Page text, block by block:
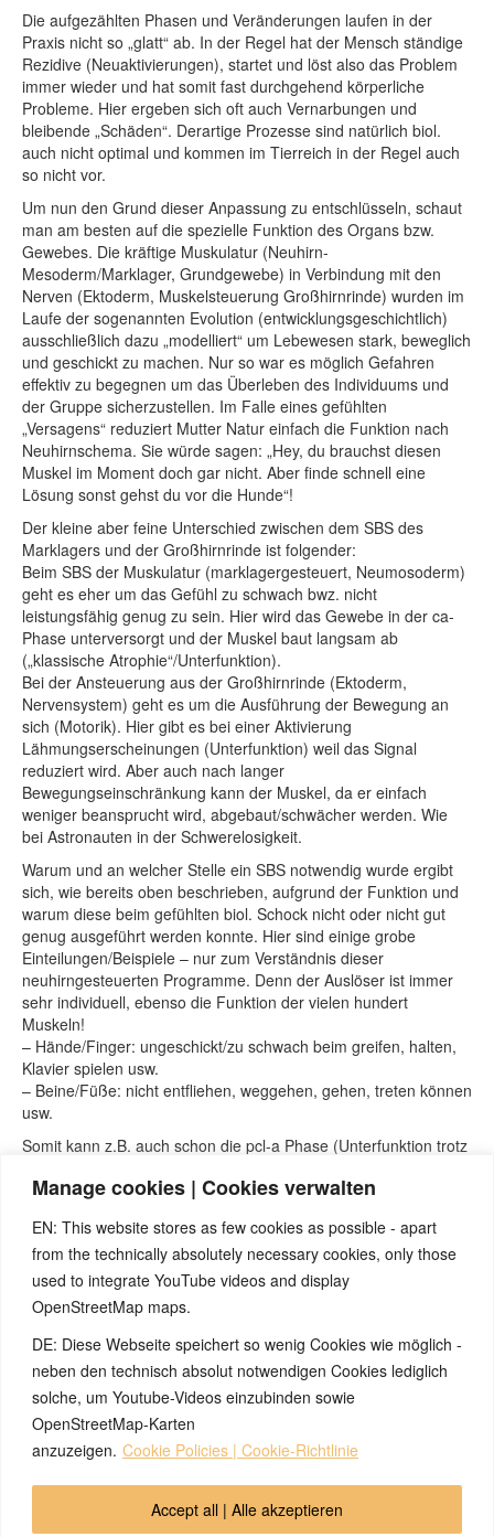
Manage cookies | Cookies verwalten
EN: This website stores as few cookies as possible - apart
from the technically absolutely necessary cookies, only those
used to integrate YouTube videos and display
OpenStreetMap maps.
DE: Diese Webseite speichert so wenig Cookies wie möglich -
neben den technisch absolut notwendigen Cookies lediglich
solche, um Youtube-Videos einzubinden sowie
OpenStreetMap-Karten
anzuzeigen. Cookie Policies | Cookie-Richtlinie
Accept all | Alle akzeptieren
Die aufgezählten Phasen und Veränderungen laufen in der
Praxis nicht so „glatt“ ab. In der Regel hat der Mensch ständige
Rezidive (Neuaktivierungen), startet und löst also das Problem
immer wieder und hat somit fast durchgehend körperliche
Probleme. Hier ergeben sich oft auch Vernarbungen und
bleibende „Schäden“. Derartige Prozesse sind natürlich biol.
auch nicht optimal und kommen im Tierreich in der Regel auch
so nicht vor.
Um nun den Grund dieser Anpassung zu entschlüsseln, schaut
man am besten auf die spezielle Funktion des Organs bzw.
Gewebes. Die kräftige Muskulatur (Neuhirn-
Mesoderm/Marklager, Grundgewebe) in Verbindung mit den
Nerven (Ektoderm, Muskelsteuerung Großhirnrinde) wurden im
Laufe der sogenannten Evolution (entwicklungsgeschichtlich)
ausschließlich dazu „modelliert“ um Lebewesen stark, beweglich
und geschickt zu machen. Nur so war es möglich Gefahren
effektiv zu begegnen um das Überleben des Individuums und
der Gruppe sicherzustellen. Im Falle eines gefühlten
„Versagens“ reduziert Mutter Natur einfach die Funktion nach
Neuhirnschema. Sie würde sagen: „Hey, du brauchst diesen
Muskel im Moment doch gar nicht. Aber finde schnell eine
Lösung sonst gehst du vor die Hunde“!
Der kleine aber feine Unterschied zwischen dem SBS des
Marklagers und der Großhirnrinde ist folgender:
Beim SBS der Muskulatur (marklagergesteuert, Neumosoderm)
geht es eher um das Gefühl zu schwach bwz. nicht
leistungsfähig genug zu sein. Hier wird das Gewebe in der ca-
Phase unterversorgt und der Muskel baut langsam ab
(„klassische Atrophie“/Unterfunktion).
Bei der Ansteuerung aus der Großhirnrinde (Ektoderm,
Nervensystem) geht es um die Ausführung der Bewegung an
sich (Motorik). Hier gibt es bei einer Aktivierung
Lähmungserscheinungen (Unterfunktion) weil das Signal
reduziert wird. Aber auch nach langer
Bewegungseinschränkung kann der Muskel, da er einfach
weniger beansprucht wird, abgebaut/schwächer werden. Wie
bei Astronauten in der Schwerelosigkeit.
Warum und an welcher Stelle ein SBS notwendig wurde ergibt
sich, wie bereits oben beschrieben, aufgrund der Funktion und
warum diese beim gefühlten biol. Schock nicht oder nicht gut
genug ausgeführt werden konnte. Hier sind einige grobe
Einteilungen/Beispiele – nur zum Verständnis dieser
neuhirngesteuerten Programme. Denn der Auslöser ist immer
sehr individuell, ebenso die Funktion der vielen hundert
Muskeln!
– Hände/Finger: ungeschickt/zu schwach beim greifen, halten,
Klavier spielen usw.
– Beine/Füße: nicht entfliehen, weggehen, gehen, treten können
usw.
Somit kann z.B. auch schon die pcl-a Phase (Unterfunktion trotz
starten. Man fühlt sich dann in der „ALS-Diagnose“ oft bestätigt
wieder Recht (selbsterfüllende Prophezeiung). Deshalb ist ein
erfahrener Therapeut von enormer Wichtigkeit. Dieser muss alle
Symptome richtig deuten, mögliche Komplikationen erkennen,
den Patienten beruhigen und einen weisen Ratschlag erteilen
können. Hier steht der Mensch im Mittelpunkt!
ALLES GUTE und viel Spaß bei der weiteren Entdeckung der
5BN!
© 2026 by Ingmar Marquardt
Impressum Datenschutzerklärung